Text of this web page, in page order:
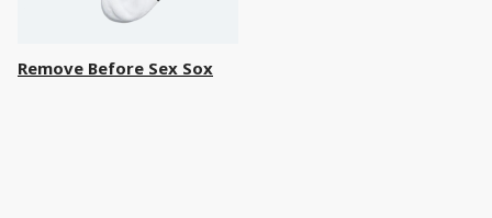
Remove Before Sex Sox